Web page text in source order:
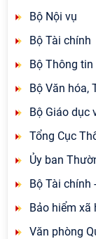
Bộ Nội vụ
Bộ Tài chính
Bộ Thông
Bộ Văn hóa,
Bộ Giáo dục
Tổng Cục
Ủy ban
Bộ Tài chính
Bảo hiểm xã
Văn phòng